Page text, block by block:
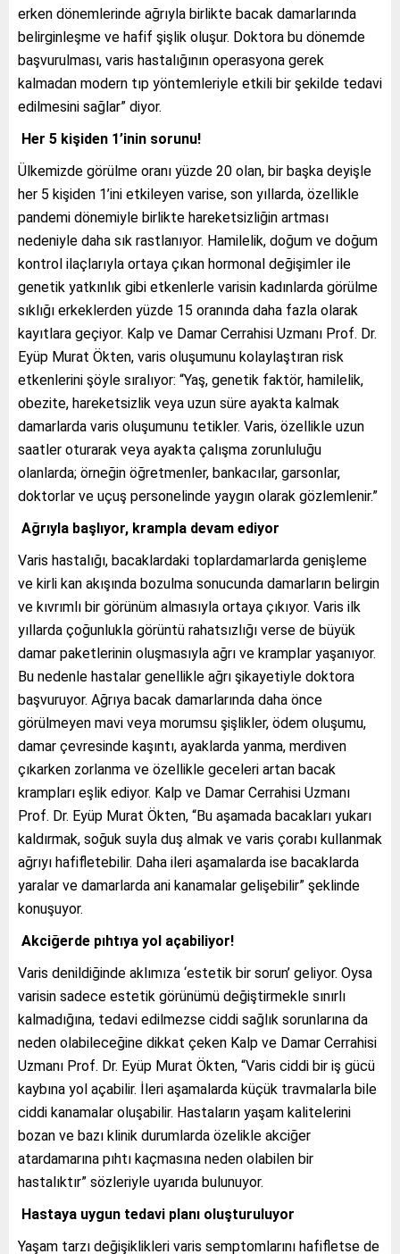
erken dönemlerinde ağrıyla birlikte bacak damarlarında
belirginleşme ve hafif şişlik oluşur. Doktora bu dönemde
başvurulması, varis hastalığının operasyona gerek
kalmadan modern tıp yöntemleriyle etkili bir şekilde tedavi
edilmesini sağlar” diyor.
Her 5 kişiden 1’inin sorunu!
Ülkemizde görülme oranı yüzde 20 olan, bir başka deyişle
her 5 kişiden 1’ini etkileyen varise, son yıllarda, özellikle
pandemi dönemiyle birlikte hareketsizliğin artması
nedeniyle daha sık rastlanıyor. Hamilelik, doğum ve doğum
kontrol ilaçlarıyla ortaya çıkan hormonal değişimler ile
genetik yatkınlık gibi etkenlerle varisin kadınlarda görülme
sıklığı erkeklerden yüzde 15 oranında daha fazla olarak
kayıtlara geçiyor. Kalp ve Damar Cerrahisi Uzmanı Prof. Dr.
Eyüp Murat Ökten, varis oluşumunu kolaylaştıran risk
etkenlerini şöyle sıralıyor: “Yaş, genetik faktör, hamilelik,
obezite, hareketsizlik veya uzun süre ayakta kalmak
damarlarda varis oluşumunu tetikler. Varis, özellikle uzun
saatler oturarak veya ayakta çalışma zorunluluğu
olanlarda; örneğin öğretmenler, bankacılar, garsonlar,
doktorlar ve uçuş personelinde yaygın olarak gözlemlenir.”
Ağrıyla başlıyor, krampla devam ediyor
Varis hastalığı, bacaklardaki toplardamarlarda genişleme
ve kirli kan akışında bozulma sonucunda damarların belirgin
ve kıvrımlı bir görünüm almasıyla ortaya çıkıyor. Varis ilk
yıllarda çoğunlukla görüntü rahatsızlığı verse de büyük
damar paketlerinin oluşmasıyla ağrı ve kramplar yaşanıyor.
Bu nedenle hastalar genellikle ağrı şikayetiyle doktora
başvuruyor. Ağrıya bacak damarlarında daha önce
görülmeyen mavi veya morumsu şişlikler, ödem oluşumu,
damar çevresinde kaşıntı, ayaklarda yanma, merdiven
çıkarken zorlanma ve özellikle geceleri artan bacak
krampları eşlik ediyor. Kalp ve Damar Cerrahisi Uzmanı
Prof. Dr. Eyüp Murat Ökten, “Bu aşamada bacakları yukarı
kaldırmak, soğuk suyla duş almak ve varis çorabı kullanmak
ağrıyı hafifletebilir. Daha ileri aşamalarda ise bacaklarda
yaralar ve damarlarda ani kanamalar gelişebilir” şeklinde
konuşuyor.
Akciğerde pıhtıya yol açabiliyor!
Varis denildiğinde aklımıza ‘estetik bir sorun’ geliyor. Oysa
varisin sadece estetik görünümü değiştirmekle sınırlı
kalmadığına, tedavi edilmezse ciddi sağlık sorunlarına da
neden olabileceğine dikkat çeken Kalp ve Damar Cerrahisi
Uzmanı Prof. Dr. Eyüp Murat Ökten, “Varis ciddi bir iş gücü
kaybına yol açabilir. İleri aşamalarda küçük travmalarla bile
ciddi kanamalar oluşabilir. Hastaların yaşam kalitelerini
bozan ve bazı klinik durumlarda özelikle akciğer
atardamarına pıhtı kaçmasına neden olabilen bir
hastalıktır” sözleriyle uyarıda bulunuyor.
Hastaya uygun tedavi planı oluşturuluyor
Yaşam tarzı değişiklikleri varis semptomlarını hafifletse de